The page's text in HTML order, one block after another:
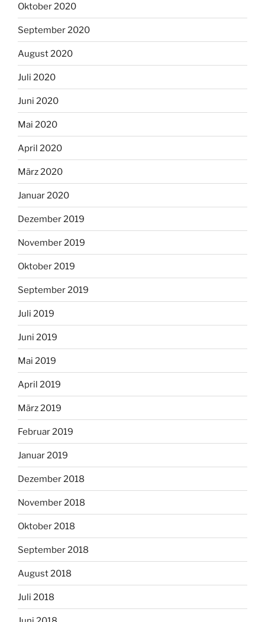
Oktober 2020
September 2020
August 2020
Juli 2020
Juni 2020
Mai 2020
April 2020
März 2020
Januar 2020
Dezember 2019
November 2019
Oktober 2019
September 2019
Juli 2019
Juni 2019
Mai 2019
April 2019
März 2019
Februar 2019
Januar 2019
Dezember 2018
November 2018
Oktober 2018
September 2018
August 2018
Juli 2018